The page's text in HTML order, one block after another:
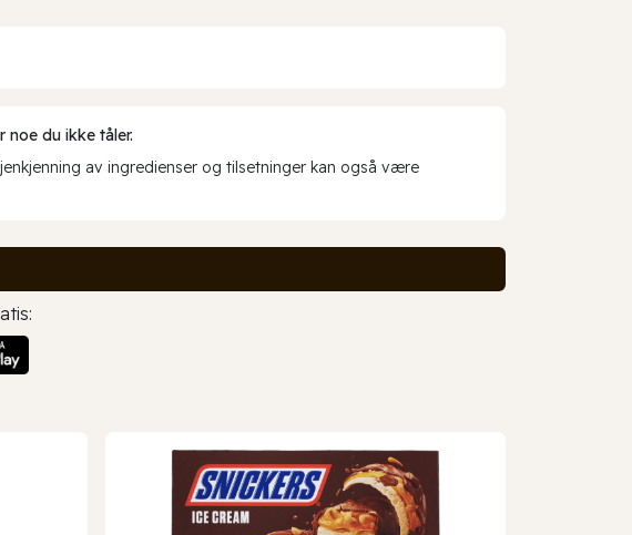
du ikke tåler.
av ingredienser og tilsetninger kan også være